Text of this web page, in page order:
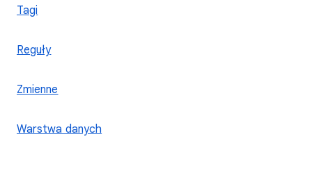
Tagi
Reguły
Zmienne
Warstwa danych